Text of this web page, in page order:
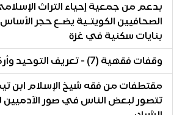
بدعم من جمعية إحياء التراث
الصحافيين الكويتـية يضـع حجر
بنايات سكنية في غزة
وقفات فقهية (7) - تعريف التوحيد وأركانه(2)
مقتطفات من فقه شيخ الإسلام ابن
تتصور لبعض الناس في صور